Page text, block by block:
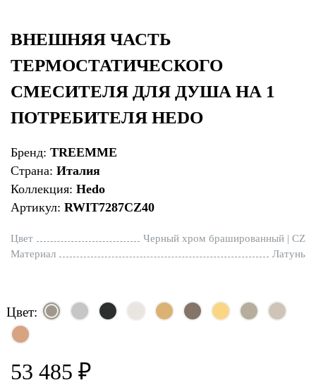
ВНЕШНЯЯ ЧАСТЬ
ТЕРМОСТАТИЧЕСКОГО
СМЕСИТЕЛЯ ДЛЯ ДУША НА 1
ПОТРЕБИТЕЛЯ HEDO
Бренд: TREEMME
Страна: Италия
Коллекция: Hedo
Артикул: RWIT7287CZ40
Цвет
Черный хром брашированный | CZ
Материал
Латунь
Цвет:
53 485 ₽